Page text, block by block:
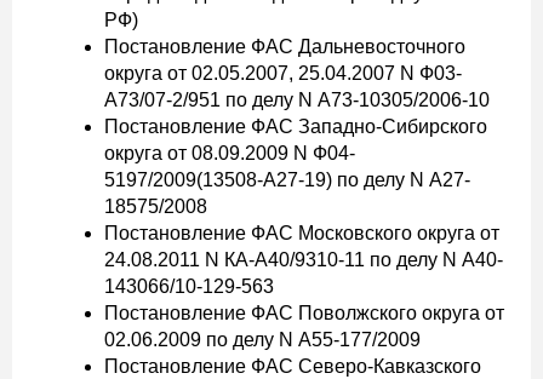
РФ)
Постановление ФАС Дальневосточного
округа от 02.05.2007, 25.04.2007 N Ф03-
А73/07-2/951 по делу N А73-10305/2006-10
Постановление ФАС Западно-Сибирского
округа от 08.09.2009 N Ф04-
5197/2009(13508-А27-19) по делу N А27-
18575/2008
Постановление ФАС Московского округа от
24.08.2011 N КА-А40/9310-11 по делу N А40-
143066/10-129-563
Постановление ФАС Поволжского округа от
02.06.2009 по делу N А55-177/2009
Постановление ФАС Северо-Кавказского